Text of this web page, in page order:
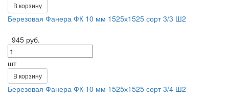
В корзину
Березовая Фанера ФК 10 мм 1525х1525 сорт 3/3 Ш2
945 руб.
шт
В корзину
Березовая Фанера ФК 10 мм 1525х1525 сорт 3/4 Ш2